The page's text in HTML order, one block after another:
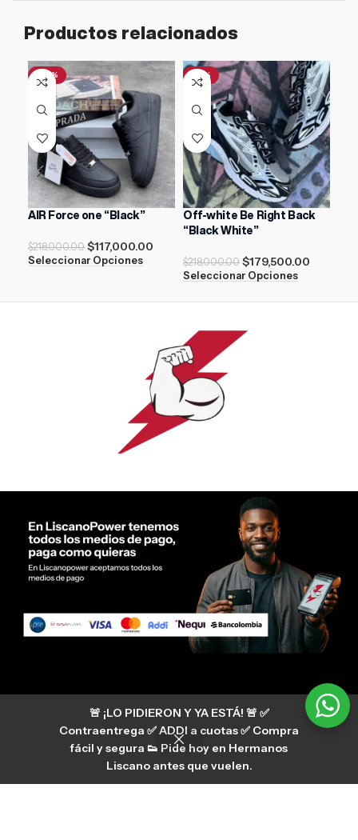
🚨 ¡LO PIDIERON Y YA ESTÁ! 🚨 ✅
Contraentrega ✅ ADDI a cuotas ✅ Compra
fácil y segura 👟 Pide hoy en Hermanos
Liscano antes que vuelen.
Productos relacionados
-46%
AIR Force one “Black”
$218,000.00 $117,000.00
Seleccionar Opciones
-18%
Off-white Be Right Back
“Black White”
$218,000.00 $179,500.00
Seleccionar Opciones
Si tienes algún tipo de duda, puedes consultar
nuestro centro de ayuda
hermanosliscano_10 Instagram
Aura
hermanosliscano Tik Tok
Únete a nuestros canales de difusión en
WhatsApp